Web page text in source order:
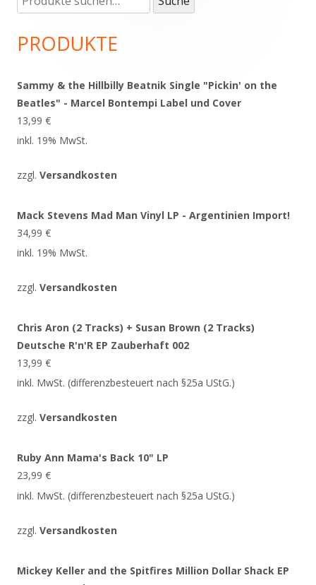
Seitenleiste
nach:
PRODUKTE
Sammy & the Hillbilly Beatnik Single "Pickin' on the
Beatles" - Marcel Bontempi Label und Cover
13,99 €
inkl. 19% MwSt.
zzgl. Versandkosten
Mack Stevens Mad Man Vinyl LP - Argentinien Import!
34,99 €
inkl. 19% MwSt.
zzgl. Versandkosten
Chris Aron (2 Tracks) + Susan Brown (2 Tracks)
Deutsche R'n'R EP Zauberhaft 002
13,99 €
inkl. MwSt. (differenzbesteuert nach §25a UStG.)
zzgl. Versandkosten
Ruby Ann Mama's Back 10" LP
23,99 €
inkl. MwSt. (differenzbesteuert nach §25a UStG.)
zzgl. Versandkosten
Mickey Keller and the Spitfires Million Dollar Shack EP